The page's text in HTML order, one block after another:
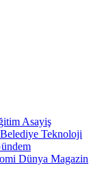
Asayiş
Belediye Teknoloji
Dünya Magazin